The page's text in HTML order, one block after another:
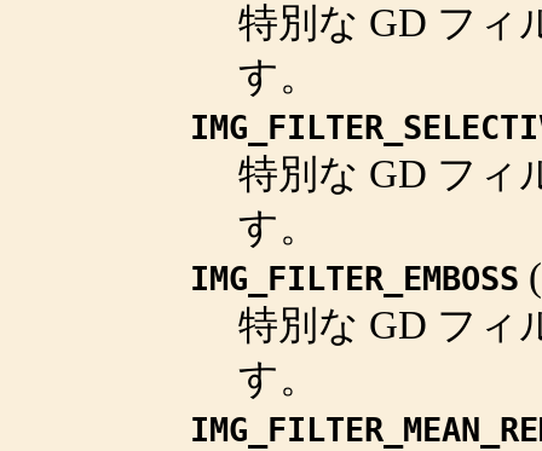
特別な GD フィ
す。
特別な GD フィ
す。
IMG_FILTER_EMBOSS (
特別な GD フィ
す。